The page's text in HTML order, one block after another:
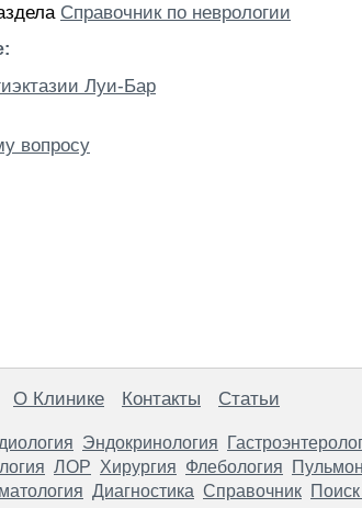
Справочник по неврологии
Луи-Бар
вопросу
О Клинике Контакты Статьи
Эндокринология
ЛОР Хирургия Флебология
Диагностика Справочник